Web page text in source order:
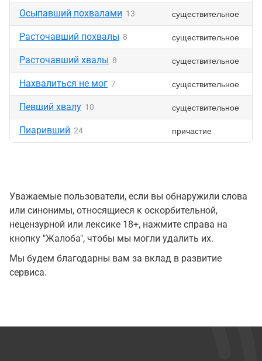
Осыпавший похвалами 13 существительное
Расточавший похвалы 8 существительное
Расточавший хвалы 8 существительное
Нахвалиться не мог 7 существительное
Певший хвалу 10 существительное
Пиаривший 24 причастие
Уважаемые пользователи, если вы обнаружили слова
или синонимы, относящиеся к оскорбительной,
нецензурной или лексике 18+, нажмите справа на
кнопку "Жалоба", чтобы мы могли удалить их.
Мы будем благодарны вам за вклад в развитие
сервиса.